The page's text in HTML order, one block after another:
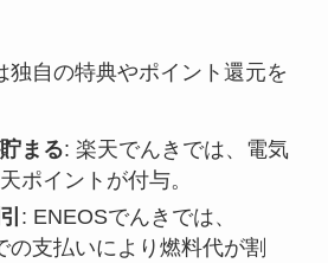
独自の特典やポイント還元を
まる: 楽天でんきでは、電気
ポイントが付与。
: ENEOSでんきでは、
の支払いにより燃料代が割